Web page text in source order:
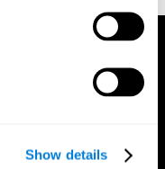
Show details